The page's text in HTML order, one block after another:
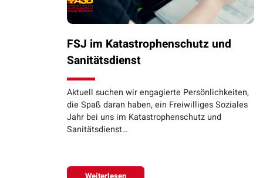
FSJ im Katastrophenschutz und
Sanitätsdienst
Aktuell suchen wir engagierte Persönlichkeiten,
die Spaß daran haben, ein Freiwilliges Soziales
Jahr bei uns im Katastrophenschutz und
Sanitätsdienst…